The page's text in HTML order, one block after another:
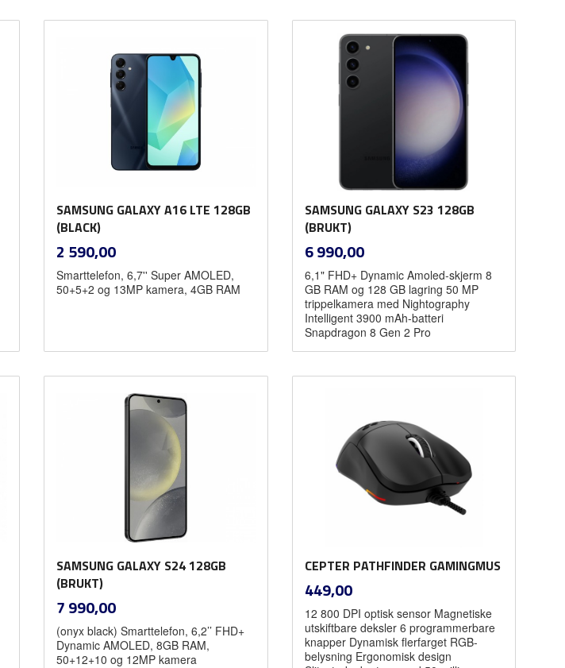
SAMSUNG GALAXY A16 LTE 128GB
(BLACK)
Pris
2 590,00mva.
Smarttelefon, 6,7'' Super AMOLED,
50+5+2 og 13MP kamera, 4GB RAM
SAMSUNG GALAXY S23 128GB
(BRUKT)
Pris
6 990,00mva.
6,1" FHD+ Dynamic Amoled-skjerm 8
GB RAM og 128 GB lagring 50 MP
trippelkamera med Nightography
Intelligent 3900 mAh-batteri
Snapdragon 8 Gen 2 Pro
SAMSUNG GALAXY S24 128GB
(BRUKT)
Pris
7 990,00mva.
(onyx black) Smarttelefon, 6,2’’ FHD+
Dynamic AMOLED, 8GB RAM,
50+12+10 og 12MP kamera
CEPTER PATHFINDER GAMINGMUS
Pris
449,00mva.
12 800 DPI optisk sensor Magnetiske
utskiftbare deksler 6 programmerbare
knapper Dynamisk flerfarget RGB-
belysning Ergonomisk design